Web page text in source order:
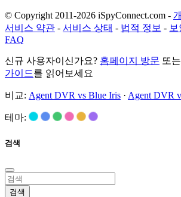
© Copyright 2011-2026 iSpyConnect.com -
서비스 약관 - 서비스 상태 - 법적 정보 -
FAQ
신규 사용자이신가요? 홈페이지 방문 또는
가이드를 읽어보세요
비교: Agent DVR vs Blue Iris · Agent DVR
테마:
검색
검색